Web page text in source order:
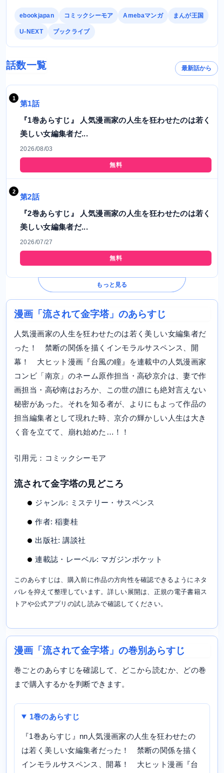
ebookjapan コミックシーモア Amebaマンガ まんが王国
U-NEXT ブックライブ
話数一覧 最新話から
第1話
『1巻あらすじ』 人気漫画家の人生を狂わせたのは若く
美しい女編集者だ...
2026/08/03
無料
第2話
『2巻あらすじ』 人気漫画家の人生を狂わせたのは若く
美しい女編集者だ...
2026/07/27
無料
もっと見る
漫画「流されて金字塔」のあらすじ
人気漫画家の人生を狂わせたのは若く美しい女編集者だ
った！ 禁断の関係を描くインモラルサスペンス、開
幕！ 大ヒット漫画『台風の瞳』を連載中の人気漫画家
コンビ「南京」のネーム原作担当・高砂京介は、妻で作
画担当・高砂南はおろか、この世の誰にも絶対言えない
秘密があった。それを知る者が、よりにもよって作品の
担当編集者として現れた時、京介の輝かしい人生は大き
く音を立てて、崩れ始めた…！！
引用元：コミックシーモア
流されて金字塔の見どころ
ジャンル: ミステリー・サスペンス
作者: 稲妻桂
出版社: 講談社
連載誌・レーベル: マガジンポケット
このあらすじは、購入前に作品の方向性を確認できるようにネタ
バレを抑えて整理しています。詳しい展開は、正規の電子書籍ス
トアや公式アプリの試し読みで確認してください。
漫画「流されて金字塔」の巻別あらすじ
巻ごとのあらすじを確認して、どこから読むか、どの巻
まで購入するかを判断できます。
1巻のあらすじ
『1巻あらすじ』nn人気漫画家の人生を狂わせたの
は若く美しい女編集者だった！ 禁断の関係を描く
インモラルサスペンス、開幕！ 大ヒット漫画『台